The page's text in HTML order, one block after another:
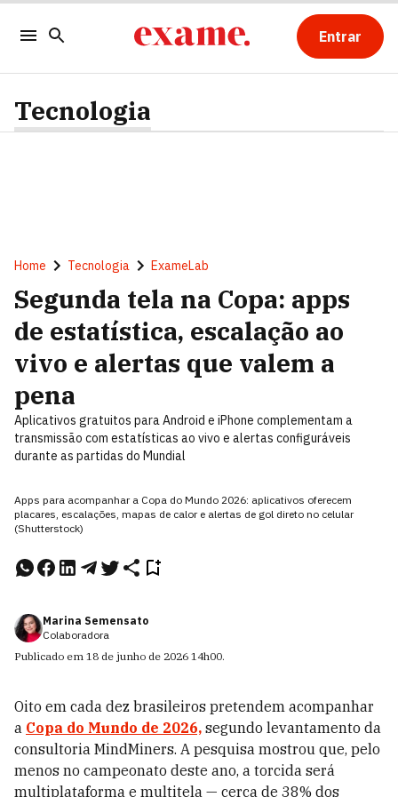
Entrar
Tecnologia
Home Tecnologia ExameLab
Segunda tela na Copa: apps
de estatística, escalação ao
vivo e alertas que valem a
pena
Aplicativos gratuitos para Android e iPhone complementam a
transmissão com estatísticas ao vivo e alertas configuráveis
durante as partidas do Mundial
Apps para acompanhar a Copa do Mundo 2026: aplicativos oferecem
placares, escalações, mapas de calor e alertas de gol direto no celular
(Shutterstock)
Marina Semensato
Colaboradora
Publicado em 18 de junho de 2026 14h00.
Oito em cada dez brasileiros pretendem acompanhar
a Copa do Mundo de 2026, segundo levantamento da
consultoria MindMiners. A pesquisa mostrou que, pelo
menos no campeonato deste ano, a torcida será
multiplataforma e multitela — cerca de 38% dos